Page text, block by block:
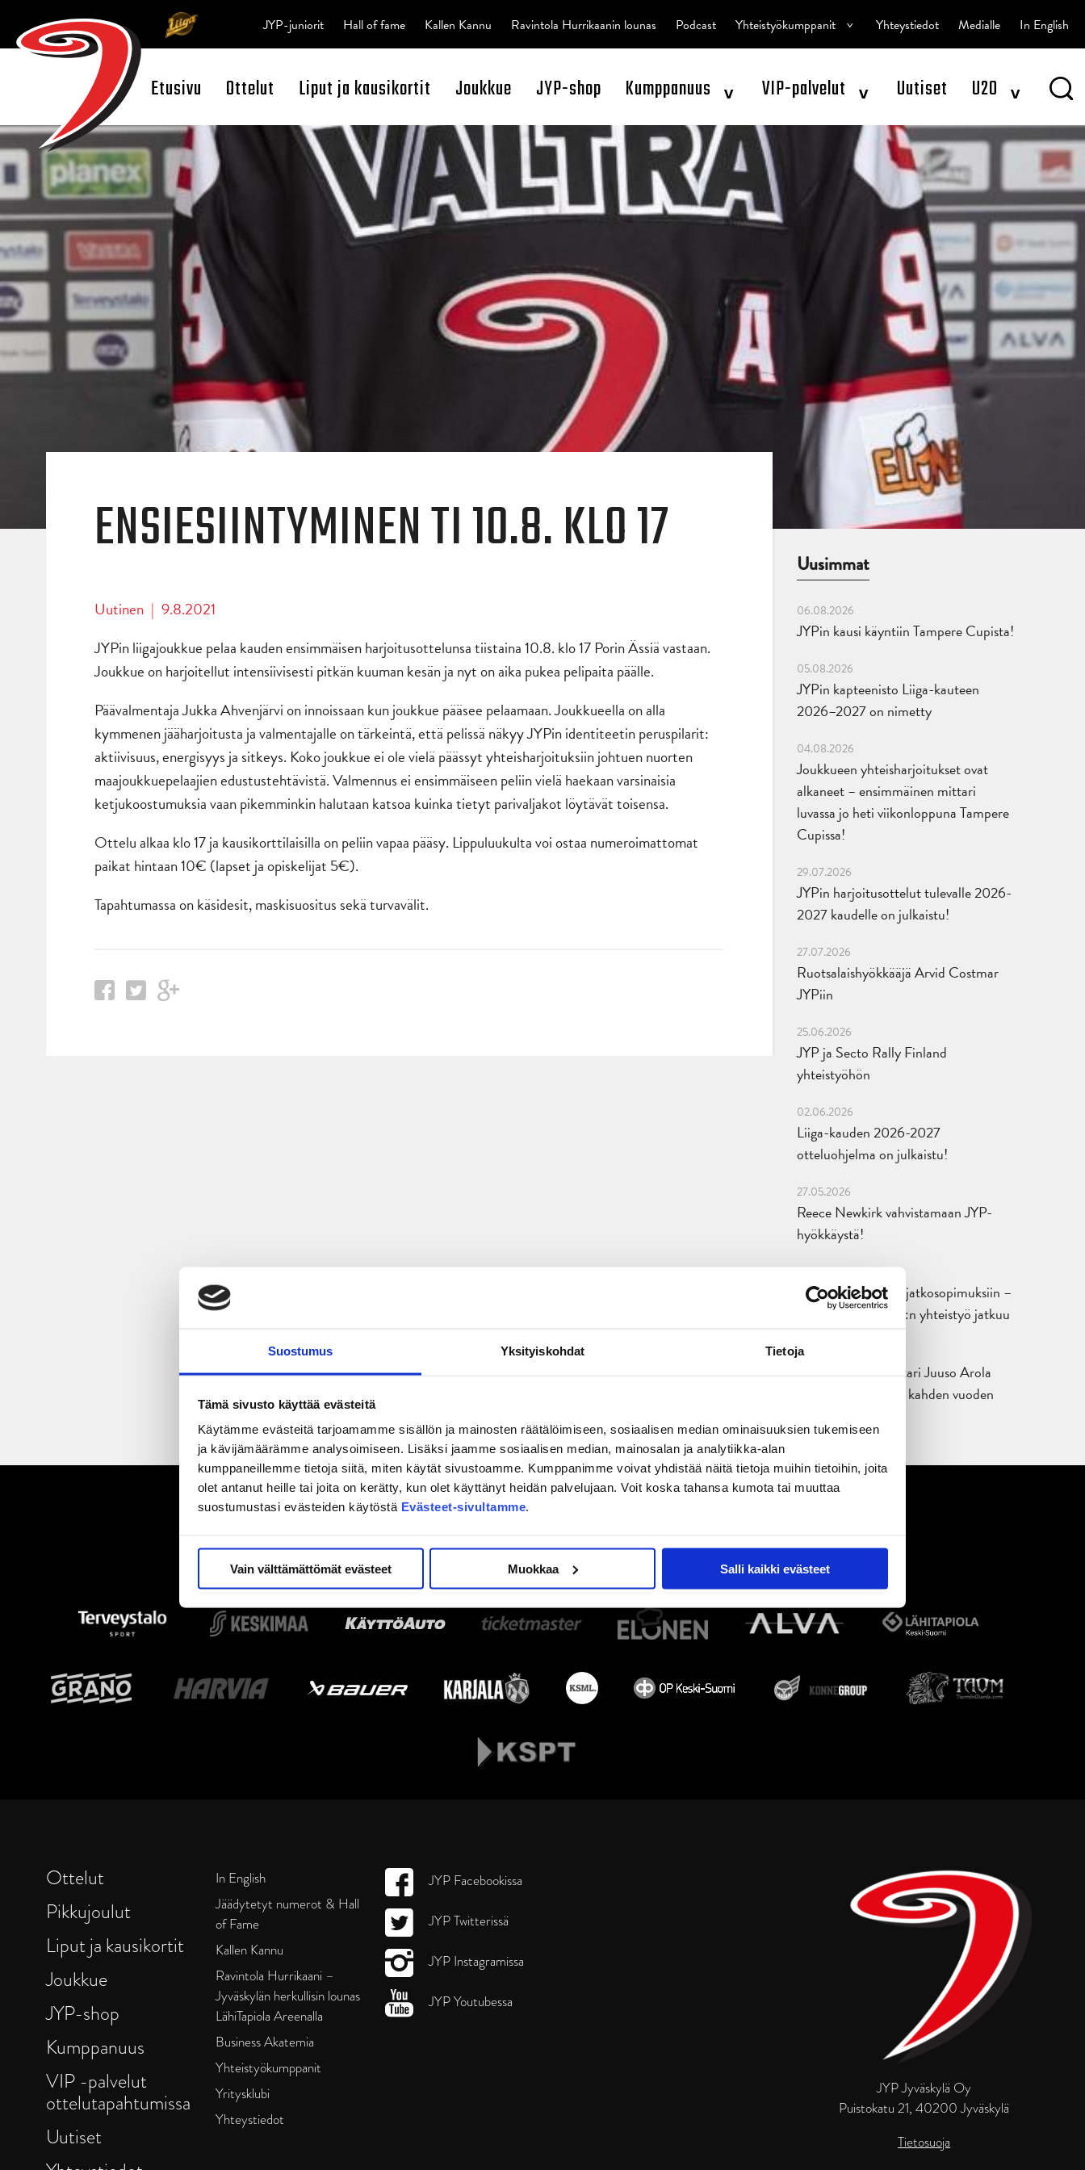
Suostumus Yksityiskohdat Tietoja
Tämä sivusto käyttää evästeitä
Käytämme evästeitä tarjoamamme sisällön ja mainosten räätälöimiseen, sosiaalisen median ominaisuuksien tukemiseen
ja kävijämäärämme analysoimiseen. Lisäksi jaamme sosiaalisen median, mainosalan ja analytiikka-alan
kumppaneillemme tietoja siitä, miten käytät sivustoamme. Kumppanimme voivat yhdistää näitä tietoja muihin tietoihin, joita
olet antanut heille tai joita on kerätty, kun olet käyttänyt heidän palvelujaan. Voit koska tahansa kumota tai muuttaa
suostumustasi evästeiden käytöstä Evästeet-sivultamme.
Vain välttämättömät evästeet Muokkaa Salli kaikki evästeet
Open Search
Etusivu Ottelut Liput ja kausikortit Joukkue JYP-shop Kumppanuus ^ VIP-palvelut ^ Uutiset U20 ^
JYP-juniorit Hall of fame Kallen Kannu Ravintola Hurrikaanin lounas Podcast Yhteistyökumppanit ^ Yhteystiedot Medialle In English
ENSIESIINTYMINEN TI 10.8. KLO 17
Uutinen | 9.8.2021
JYPin liigajoukkue pelaa kauden ensimmäisen harjoitusottelunsa tiistaina 10.8. klo 17 Porin Ässiä vastaan.
Joukkue on harjoitellut intensiivisesti pitkän kuuman kesän ja nyt on aika pukea pelipaita päälle.
Päävalmentaja Jukka Ahvenjärvi on innoissaan kun joukkue pääsee pelaamaan. Joukkueella on alla
kymmenen jääharjoitusta ja valmentajalle on tärkeintä, että pelissä näkyy JYPin identiteetin peruspilarit:
aktiivisuus, energisyys ja sitkeys. Koko joukkue ei ole vielä päässyt yhteisharjoituksiin johtuen nuorten
maajoukkuepelaajien edustustehtävistä. Valmennus ei ensimmäiseen peliin vielä haekaan varsinaisia
ketjukoostumuksia vaan pikemminkin halutaan katsoa kuinka tietyt parivaljakot löytävät toisensa.
Ottelu alkaa klo 17 ja kausikorttilaisilla on peliin vapaa pääsy. Lippuluukulta voi ostaa numeroimattomat
paikat hintaan 10€ (lapset ja opiskelijat 5€).
Tapahtumassa on käsidesit, maskisuositus sekä turvavälit.
Uusimmat
06.08.2026
JYPin kausi käyntiin Tampere Cupista!
05.08.2026
JYPin kapteenisto Liiga-kauteen
2026–2027 on nimetty
04.08.2026
Joukkueen yhteisharjoitukset ovat
alkaneet – ensimmäinen mittari
luvassa jo heti viikonloppuna Tampere
Cupissa!
29.07.2026
JYPin harjoitusottelut tulevalle 2026-
2027 kaudelle on julkaistu!
27.07.2026
Ruotsalaishyökkääjä Arvid Costmar
JYPiin
25.06.2026
JYP ja Secto Rally Finland
yhteistyöhön
02.06.2026
Liiga-kauden 2026-2027
otteluohjelma on julkaistu!
27.05.2026
Reece Newkirk vahvistamaan JYP-
hyökkäystä!
18.05.2026
Jaatinen ja Liljamo jatkosopimuksiin –
JYPin ja KeuPa HT:n yhteistyö jatkuu
14.05.2026
Tuore Sveitsin mestari Juuso Arola
JYP-puolustukseen kahden vuoden
JYP Jyväskylä Oy
Puistokatu 21, 40200 Jyväskylä
Tietosuoja
Ottelut
Pikkujoulut
Liput ja kausikortit
Joukkue
JYP-shop
Kumppanuus
VIP -palvelut
ottelutapahtumissa
Uutiset
In English
Jäädytetyt numerot & Hall
of Fame
Kallen Kannu
Ravintola Hurrikaani –
Jyväskylän herkullisin lounas
LähiTapiola Areenalla
Business Akatemia
Yhteistyökumppanit
Yritysklubi
Yhteystiedot
JYP Facebookissa
JYP Twitterissä
JYP Instagramissa
JYP Youtubessa